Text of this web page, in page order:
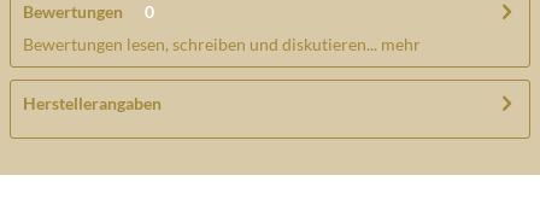
Bewertungen
0
Bewertungen lesen, schreiben und diskutieren... mehr
Herstellerangaben